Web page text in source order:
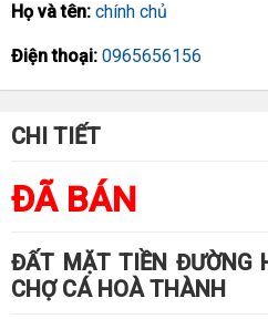
Họ và tên: chính chủ
Điện thoại: 0965656156
CHI TIẾT
ĐÃ BÁN
ĐẤT MẶT TIỀN ĐƯỜNG
CHỢ CÁ HOÀ THÀNH